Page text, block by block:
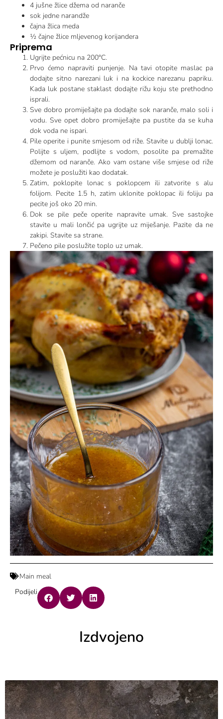
4 jušne žlice džema od naranče
sok jedne narandže
čajna žlica meda
½ čajne žlice mljevenog korijandera
Priprema
Ugrijte pećnicu na 200°C.
Prvo ćemo napraviti punjenje. Na tavi otopite maslac pa
dodajte sitno narezani luk i na kockice narezanu papriku.
Kada luk postane staklast dodajte rižu koju ste prethodno
isprali.
Sve dobro promiješajte pa dodajte sok naranče, malo soli i
vodu. Sve opet dobro promiješajte pa pustite da se kuha
dok voda ne ispari.
Pile operite i punite smjesom od riže. Stavite u dublji lonac.
Polijte s uljem, podlijte s vodom, posolite pa premažite
džemom od naranče. Ako vam ostane više smjese od riže
možete je poslužiti kao dodatak.
Zatim, poklopite lonac s poklopcem ili zatvorite s alu
folijom. Pecite 1.5 h, zatim uklonite poklopac ili foliju pa
pecite još oko 20 min.
Dok se pile peče operite napravite umak. Sve sastojke
stavite u mali lončić pa ugrijte uz miješanje. Pazite da ne
zakipi. Stavite sa strane.
Pečeno pile poslužite toplo uz umak.
Main meal
Podijeli
Izdvojeno